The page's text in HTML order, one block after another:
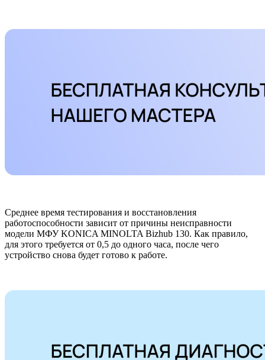
Среднее время тестирования и восстановления
работоспособности зависит от причины неисправности
модели МФУ KONICA MINOLTA Bizhub 130. Как правило,
для этого требуется от 0,5 до одного часа, после чего
устройство снова будет готово к работе.